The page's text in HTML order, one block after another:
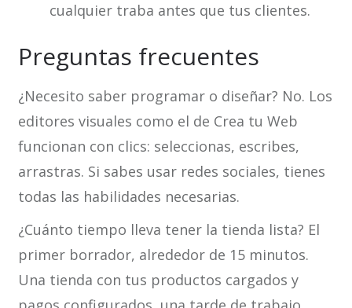
cualquier traba antes que tus clientes.
Preguntas frecuentes
¿Necesito saber programar o diseñar? No. Los
editores visuales como el de Crea tu Web
funcionan con clics: seleccionas, escribes,
arrastras. Si sabes usar redes sociales, tienes
todas las habilidades necesarias.
¿Cuánto tiempo lleva tener la tienda lista? El
primer borrador, alrededor de 15 minutos.
Una tienda con tus productos cargados y